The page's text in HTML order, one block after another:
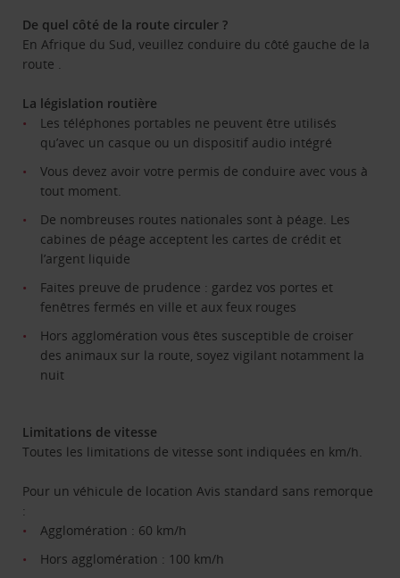
De quel côté de la route circuler ?
En Afrique du Sud, veuillez conduire du côté gauche de la
route .
La législation routière
Les téléphones portables ne peuvent être utilisés
qu’avec un casque ou un dispositif audio intégré
Vous devez avoir votre permis de conduire avec vous à
tout moment.
De nombreuses routes nationales sont à péage. Les
cabines de péage acceptent les cartes de crédit et
l’argent liquide
Faites preuve de prudence : gardez vos portes et
fenêtres fermés en ville et aux feux rouges
Hors agglomération vous êtes susceptible de croiser
des animaux sur la route, soyez vigilant notamment la
nuit
Limitations de vitesse
Toutes les limitations de vitesse sont indiquées en km/h.
Pour un véhicule de location Avis standard sans remorque
:
Agglomération : 60 km/h
Hors agglomération : 100 km/h